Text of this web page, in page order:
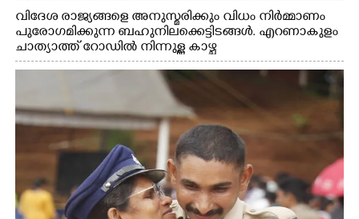
വിദേശ രാജ്യങ്ങളെ അനുസ്മരിക്കും വിധം നിർമ്മാണം
പുരോഗമിക്കുന്ന ബഹുനിലക്കെട്ടിടങ്ങൾ. എറണാകുളം
ചാത്യാത്ത് റോഡിൽ നിന്നുള്ള കാഴ്ച